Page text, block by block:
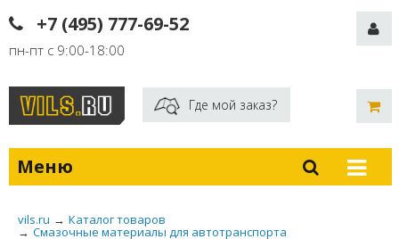
+7 (495) 777-69-52
пн-пт с 9:00-18:00
Где мой заказ?
Меню
vils.ru → Каталог товаров
→ Смазочные материалы для автотранспорта